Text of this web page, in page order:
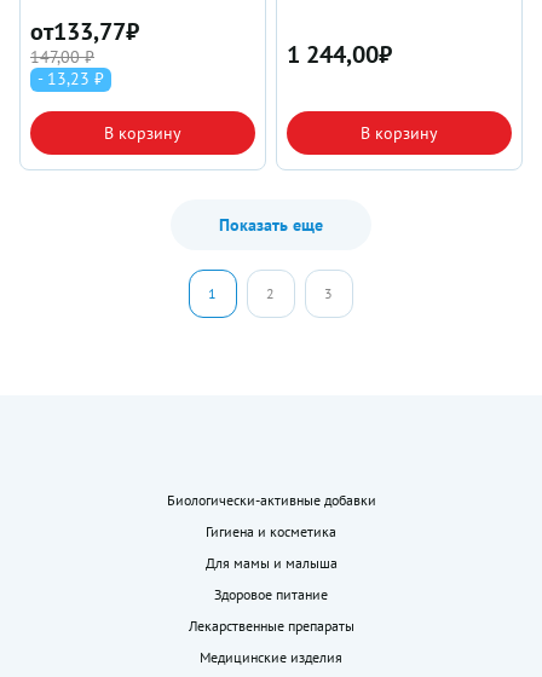
от133,77₽
147,00 ₽
- 13,23 ₽
В корзину
1 244,00₽
В корзину
Показать еще
1 2 3
Биологически-активные добавки
Гигиена и косметика
Для мамы и малыша
Здоровое питание
Лекарственные препараты
Медицинские изделия